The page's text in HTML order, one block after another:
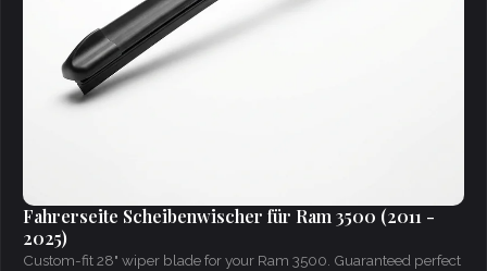
Fahrerseite Scheibenwischer für Ram 3500 (2011 -
2025)
Custom-fit 28" wiper blade for your Ram 3500. Guaranteed perfect